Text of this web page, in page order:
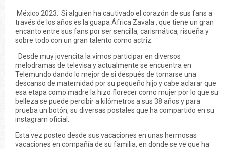
México 2023. Si alguien ha cautivado el corazón de sus fans a
través de los años es la guapa África Zavala , que tiene un gran
encanto entre sus fans por ser sencilla, carismática, risueña y
sobre todo con un gran talento como actriz.
Desde muy jovencita la vimos participar en diversos
melodramas de televisa y actualmente se encuentra en
Telemundo dando lo mejor de si después de tomarse una
descanso de maternidad por su pequeño hijo y cabe aclarar que
esa etapa como madre la hizo florecer como mujer por lo que su
belleza se puede percibir a kilómetros a sus 38 años y para
prueba un botón, su diversas postales que ha compartido en su
instagram oficial.
Esta vez posteo desde sus vacaciones en unas hermosas
vacaciones en compañía de su familia, en donde se ve que ha